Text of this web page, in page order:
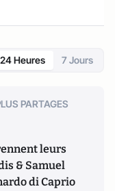
24 Heures 7 Jours
PARTAGES
leurs
& Samuel
di Caprio